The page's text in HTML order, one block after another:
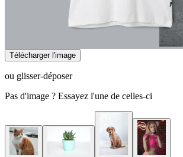
Télécharger l'image
ou glisser-déposer
Pas d'image ? Essayez l'une de celles-ci